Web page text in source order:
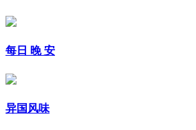
每日 晚 安
异国风味